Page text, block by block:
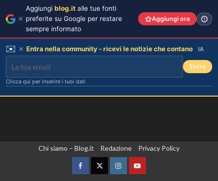
Chi siamo – Blog.it Redazione Privacy Policy
FacebookTwitterInstagramYouTube
Aggiungi blog.it alle tue fonti
preferite su Google per restare
sempre informato
Aggiungi ora
✉️ Entra nella community - ricevi le notizie che contano IA
Entra
Clicca qui per inserire i tuoi dati